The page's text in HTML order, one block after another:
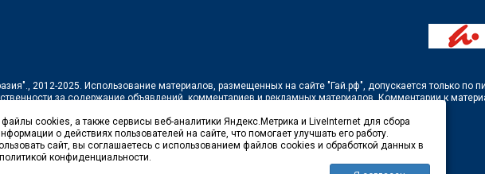
, 2012-2025. Использование материалов, размещенных на сайте "Гай.рф", допускается только по
за содержание объявлений, комментариев и рекламных материалов. Комментарии к
на территории Российской Федерации)
cookies, а также сервисы веб-аналитики Яндекс.Метрика и LiveInternet для сбора
о действиях пользователей на сайте, что помогает улучшать его работу.
сайт, вы соглашаетесь с использованием файлов cookies и обработкой данных в
конфиденциальности.